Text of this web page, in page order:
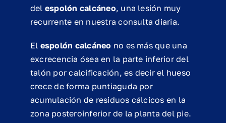
del espolón calcáneo, una lesión muy
recurrente en nuestra consulta diaria.
El espolón calcáneo no es más que una
excrecencia ósea en la parte inferior del
talón por calcificación, es decir el hueso
crece de forma puntiaguda por
acumulación de residuos cálcicos en la
zona posteroinferior de la planta del pie.